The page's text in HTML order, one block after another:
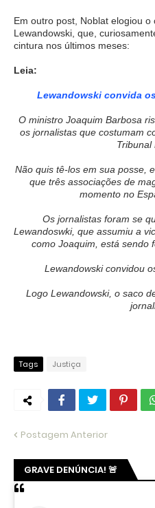
Em outro post, Noblat elogiou
Lewandowski, que,
cintura nos últimos meses:
Leia:
Lewandowski convida
O ministro Joaquim Barbosa
os jornalistas que costumam
Tribunal
Não quis tê-los em sua posse,
que três associações de
momento no
Os jornalistas foram se
Lewandoswki, que assumiu a
como Joaquim, está sendo
Lewandowski convidou
Logo Lewandowski, o saco
Tags Justiça
Postagem Anterior
GRAVE DENÚNCIA! 🚨